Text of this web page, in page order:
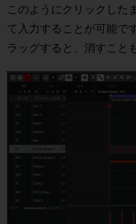
このようにクリックした
て入力することが可能で
ラッグすると、消すこと